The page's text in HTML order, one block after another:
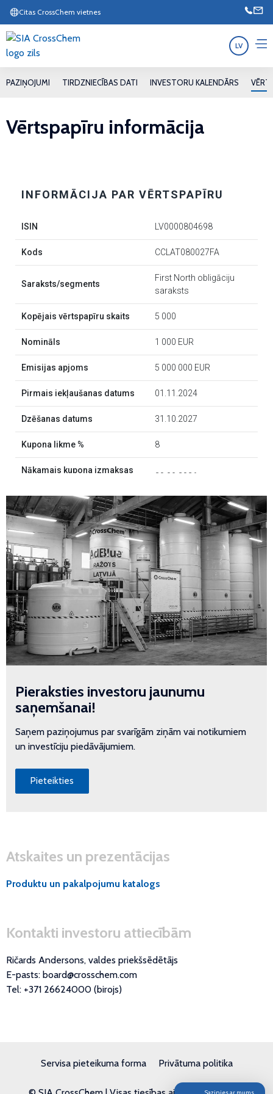
Citas CrossChem vietnes
LV
PAZIŅOJUMI TIRDZNIECĪBAS DATI INVESTORU KALENDĀRS
Vērtspapīru informācija
Pieraksties investoru jaunumu
saņemšanai!
Saņem paziņojumus par svarīgām ziņām vai notikumiem
un investīciju piedāvājumiem.
Pieteikties
Atskaites un prezentācijas
Produktu un pakalpojumu katalogs
Kontakti investoru attiecībām
Ričards Andersons, valdes priekšsēdētājs
E-pasts: board@crosschem.com
Tel: +371 26624000 (birojs)
Servisa pieteikuma forma Privātuma politika